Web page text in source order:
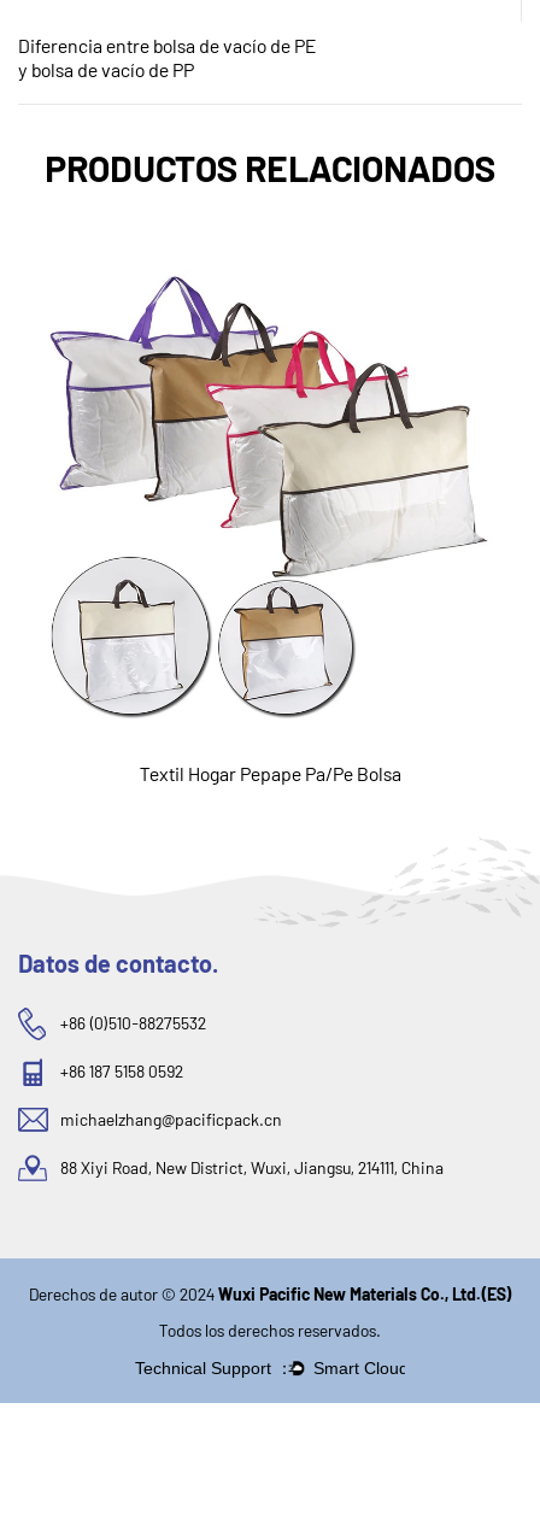
Diferencia entre bolsa de vacío de PE
y bolsa de vacío de PP
PRODUCTOS RELACIONADOS
Textil Hogar Pepape Pa/Pe Bolsa
Datos de contacto.
+86 (0)510-88275532
+86 187 5158 0592
michaelzhang@pacificpack.cn
88 Xiyi Road, New District, Wuxi, Jiangsu, 214111, China
Derechos de autor © 2024Wuxi Pacific New Materials Co., Ltd.(ES)
Todos los derechos reservados.